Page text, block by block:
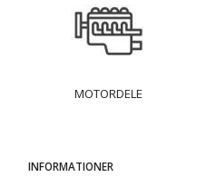
MOTORDELE
INFORMATIONER